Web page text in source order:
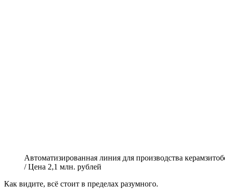
Автоматизированная линия для производства
/ Цена 2,1 млн. рублей
Как видите, всё стоит в пределах разумного.